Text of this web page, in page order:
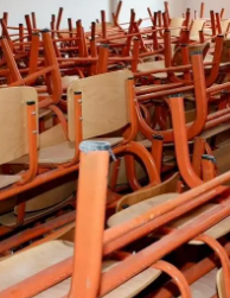
Eskişehir
Gaziantep
Giresun
Gümüşhane
Hakkari
Hatay